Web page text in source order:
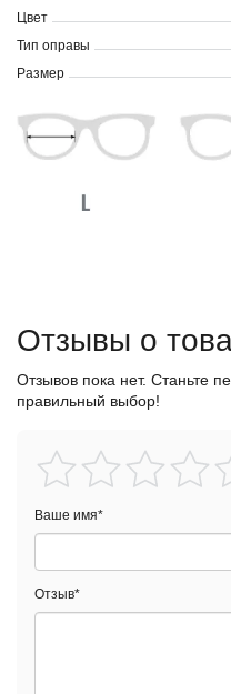
Цвет
Тип оправы
Размер
Отзывы о
Отзывов пока нет. Станьте
правильный выбор!
Ваше имя*
Отзыв*